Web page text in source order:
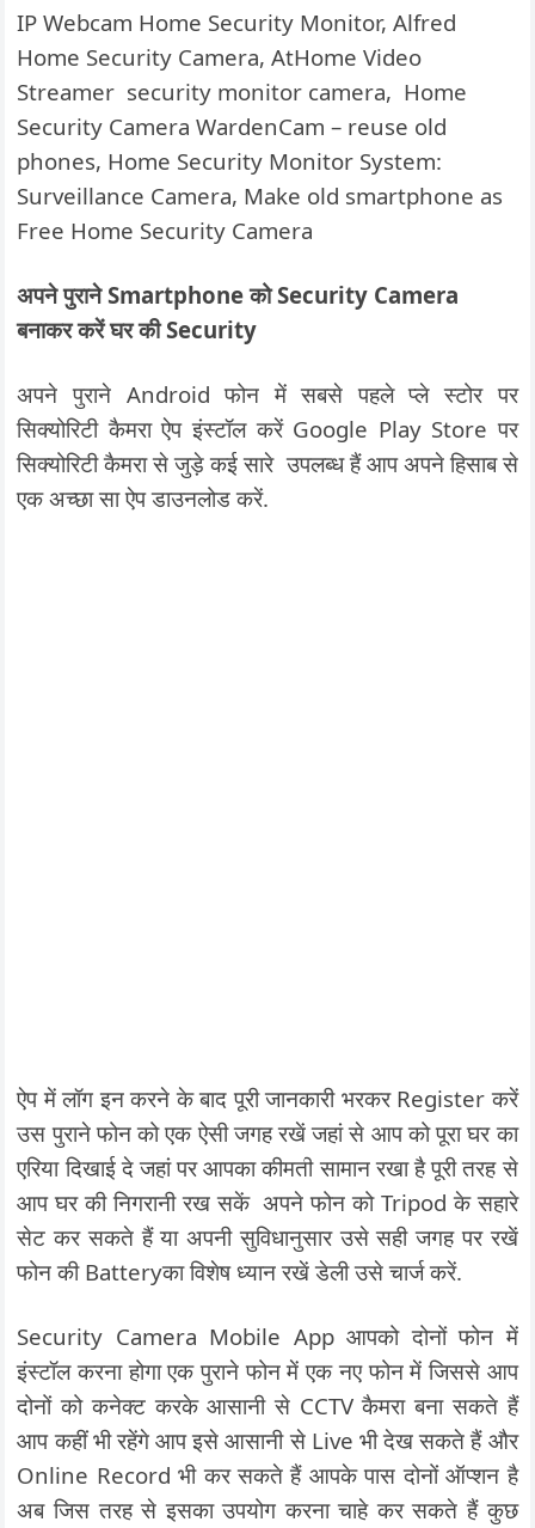
IP Webcam Home Security Monitor, Alfred
Home Security Camera, AtHome Video
Streamer security monitor camera, Home
Security Camera WardenCam – reuse old
phones, Home Security Monitor System:
Surveillance Camera, Make old smartphone as
Free Home Security Camera
अपने पुराने Smartphone को Security Camera
बनाकर करें घर की Security
अपने पुराने Android फोन में सबसे पहले प्ले स्टोर पर
सिक्योरिटी कैमरा ऐप इंस्टॉल करें Google Play Store पर
सिक्योरिटी कैमरा से जुड़े कई सारे उपलब्ध हैं आप अपने हिसाब से
एक अच्छा सा ऐप डाउनलोड करें.
ऐप में लॉग इन करने के बाद पूरी जानकारी भरकर Register करें
उस पुराने फोन को एक ऐसी जगह रखें जहां से आप को पूरा घर का
एरिया दिखाई दे जहां पर आपका कीमती सामान रखा है पूरी तरह से
आप घर की निगरानी रख सकें अपने फोन को Tripod के सहारे
सेट कर सकते हैं या अपनी सुविधानुसार उसे सही जगह पर रखें
फोन की Batteryका विशेष ध्यान रखें डेली उसे चार्ज करें.
Security Camera Mobile App आपको दोनों फोन में
इंस्टॉल करना होगा एक पुराने फोन में एक नए फोन में जिससे आप
दोनों को कनेक्ट करके आसानी से CCTV कैमरा बना सकते हैं
आप कहीं भी रहेंगे आप इसे आसानी से Live भी देख सकते हैं और
Online Record भी कर सकते हैं आपके पास दोनों ऑप्शन है
अब जिस तरह से इसका उपयोग करना चाहे कर सकते हैं कुछ